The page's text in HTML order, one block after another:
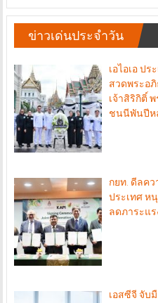
ข่าวเด่นประจำวัน
เอไอเอ ป
สวดพระอ
เจ้าสิริกิติ์
ชนนีพันปีห
กยท. ดีลคว
ประเทศ ห
ลดภาระแ
เอสซีจี จับ